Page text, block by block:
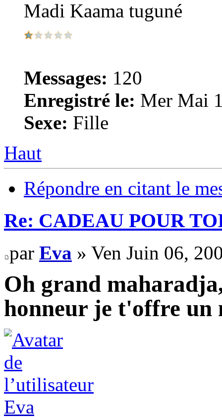
Madi Kaama tuguné
Messages: 120
Enregistré le: Mer Mai
Sexe: Fille
Haut
Répondre en citant le
Re: CADEAU POUR
par Eva » Ven Juin 06,
Oh grand
honneur je t'offre un
Eva